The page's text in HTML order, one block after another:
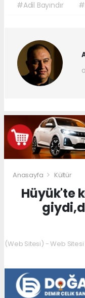
#Adil Bayındır
Anasayfa Kültür
Hüyük'te
(Web Sitesi) - Web Sitesi